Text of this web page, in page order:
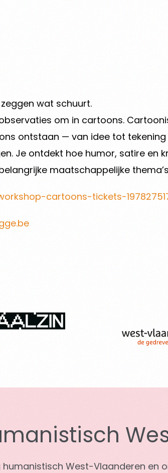
wat schuurt.
om in cartoons.
ontstaan — van idee tot
Je ontdekt hoe humor, satire en
maatschappelijke
cartoons-tickets-
West-Vlaanderen